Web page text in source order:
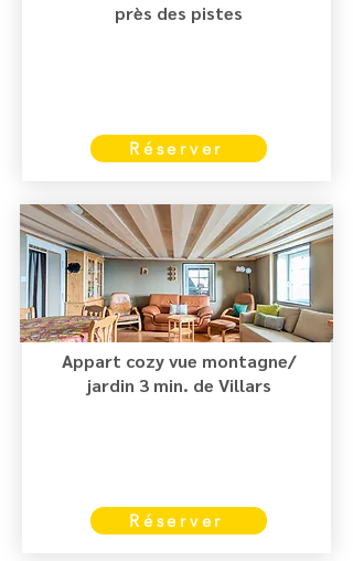
près des pistes
Réserver
Appart cozy vue montagne/
jardin 3 min. de Villars
Réserver